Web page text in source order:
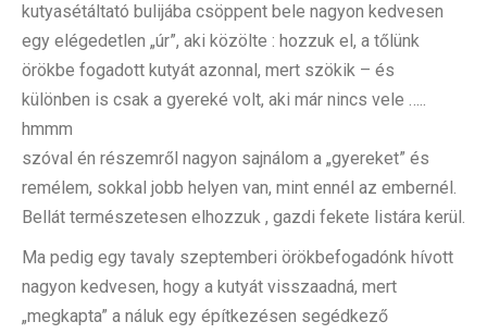
kutyasétáltató bulijába csöppent bele nagyon kedvesen
egy elégedetlen „úr”, aki közölte : hozzuk el, a tőlünk
örökbe fogadott kutyát azonnal, mert szökik – és
különben is csak a gyereké volt, aki már nincs vele …..
hmmm
szóval én részemről nagyon sajnálom a „gyereket” és
remélem, sokkal jobb helyen van, mint ennél az embernél.
Bellát természetesen elhozzuk , gazdi fekete listára kerül.
Ma pedig egy tavaly szeptemberi örökbefogadónk hívott
nagyon kedvesen, hogy a kutyát visszaadná, mert
„megkapta” a náluk egy építkezésen segédkező